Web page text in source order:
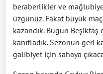
beraberlikler ve
üzgünüz. Fakat büyük
kazandık. Bugün
kanıtladık. Sezonun geri
galibiyet için sahaya